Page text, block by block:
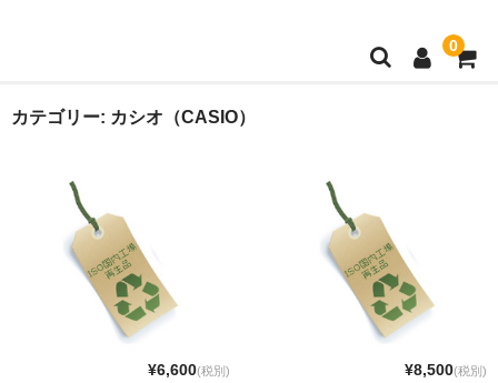
0
ホーム
会社概要
問い合わせ
PrivacyPolicy
特定商取引法に基づく表示
カテゴリー: カシオ（CASIO）
¥6,600(税別) ¥8,500(税別)